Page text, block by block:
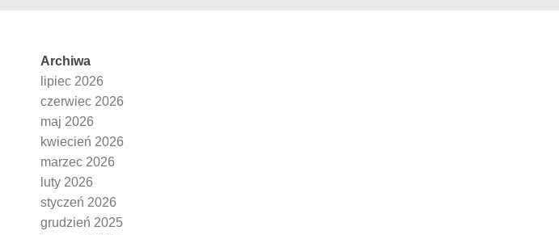
Archiwa
lipiec 2026
czerwiec 2026
maj 2026
kwiecień 2026
marzec 2026
luty 2026
styczeń 2026
grudzień 2025